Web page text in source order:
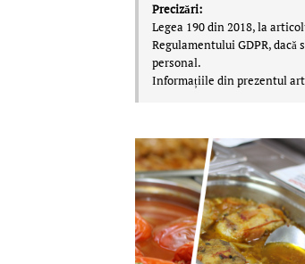
Precizări:
Legea 190 din 2018, la
Regulamentului GDPR,
personal.
Informațiile din prezentul